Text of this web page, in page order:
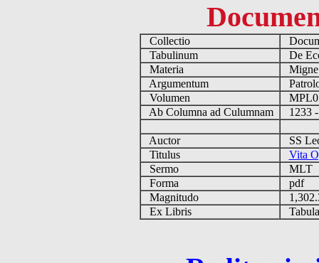
Collectio
Tabulinum
De
Materia
Argumentum
Volumen
Ab Columna ad Culumnam
1233
Auctor
SS
Titulus
Vita
Sermo
MLT
Forma
pdf
Magnitudo
Ex Libris